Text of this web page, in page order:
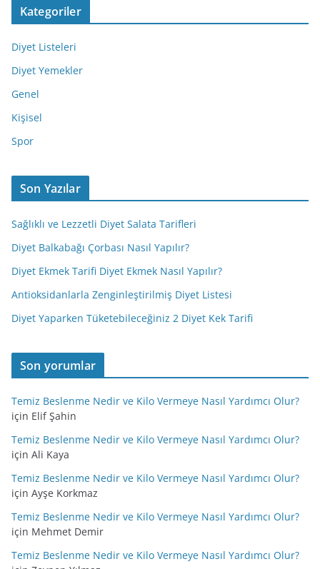
Kategoriler
Diyet Listeleri
Diyet Yemekler
Genel
Kişisel
Spor
Son Yazılar
Sağlıklı ve Lezzetli Diyet Salata Tarifleri
Diyet Balkabağı Çorbası Nasıl Yapılır?
Diyet Ekmek Tarifi Diyet Ekmek Nasıl Yapılır?
Antioksidanlarla Zenginleştirilmiş Diyet Listesi
Diyet Yaparken Tüketebileceğiniz 2 Diyet Kek Tarifi
Son yorumlar
Temiz Beslenme Nedir ve Kilo Vermeye Nasıl Yardımcı Olur?
için Elif Şahin
Temiz Beslenme Nedir ve Kilo Vermeye Nasıl Yardımcı Olur?
için Ali Kaya
Temiz Beslenme Nedir ve Kilo Vermeye Nasıl Yardımcı Olur?
için Ayşe Korkmaz
Temiz Beslenme Nedir ve Kilo Vermeye Nasıl Yardımcı Olur?
için Mehmet Demir
Temiz Beslenme Nedir ve Kilo Vermeye Nasıl Yardımcı Olur?